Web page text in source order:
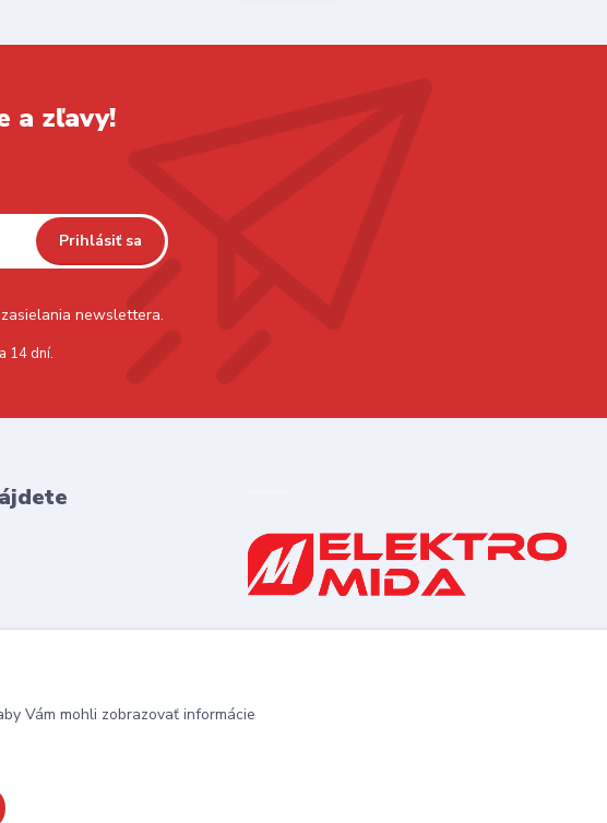
a zľavy!
Prihlásiť sa
newslettera.
14 dní.
Vám mohli zobrazovať informácie